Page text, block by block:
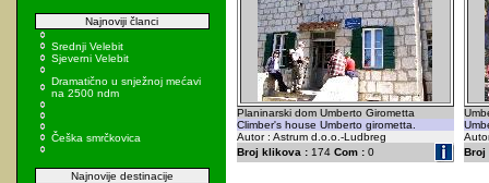
Najnoviji članci
Srednji Velebit
Sjeverni Velebit
Dramatično u snježnoj mećavi
na 2500 ndm
Češka smrčkovica
Najnovije destinacije
Planinarski dom Umberto Girometta
Climber's house Umberto girometta.
Autor : Astrum d.o.o.-Ludbreg
Broj klikova :174 Com :0
Broj